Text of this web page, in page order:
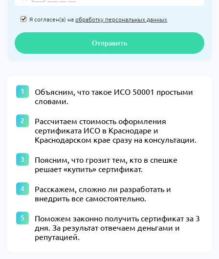
Я согласен(а) наобработку персональных данных
Отправить
Объясним, что такое ИСО 50001 простыми
словами.
Рассчитаем стоимость оформления
сертификата ИСО в Краснодаре и
Краснодарском крае сразу на консультации.
Поясним, что грозит тем, кто в спешке
решает «купить» сертификат.
Расскажем, сложно ли разработать и
внедрить все самостоятельно.
Поможем законно получить сертификат за 3
дня. За результат отвечаем деньгами и
репутацией.